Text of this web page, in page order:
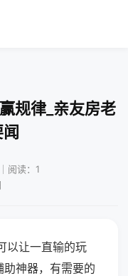
规律_亲友房老
阅读：1
以让一直输的玩
助神器，有需要的